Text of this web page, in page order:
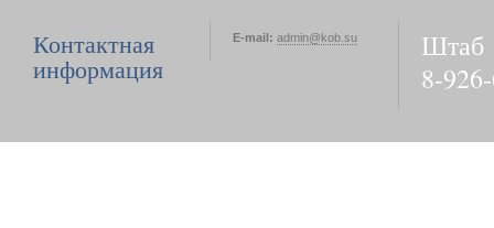
Контактная
информация
E-mail: admin@kob.su
Штаб
8-